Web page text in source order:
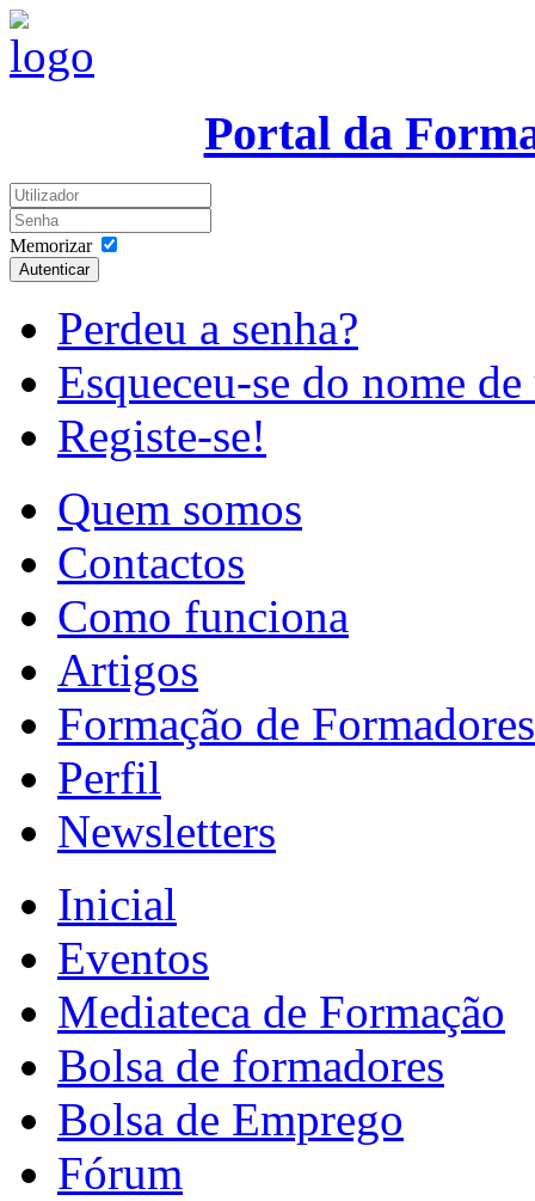
Portal da
Memorizar
Autenticar
Perdeu a senha?
Esqueceu-se do nome
Registe-se!
Quem somos
Contactos
Como funciona
Artigos
Formação de Formadores
Perfil
Newsletters
Inicial
Eventos
Mediateca de Formação
Bolsa de formadores
Bolsa de Emprego
Fórum